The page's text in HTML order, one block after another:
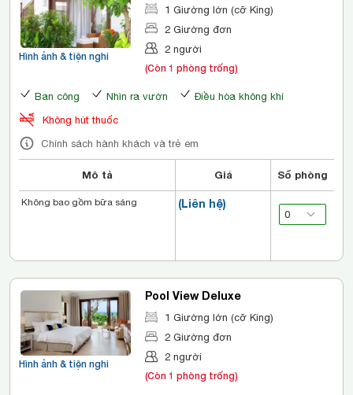
Hình ảnh & tiện nghi
1 Giường lớn (cỡ King)
2 Giường đơn
2 người
(Còn 1 phòng trống)
Ban công Nhìn ra vườn
Điều hòa không khí
Không hút thuốc
Chính sách hành khách và trẻ em
Mô tả Giá Số phòng
(Liên hệ)
Không bao gồm bữa sáng
Hình ảnh & tiện nghi
Pool View Deluxe
1 Giường lớn (cỡ King)
2 Giường đơn
2 người
(Còn 1 phòng trống)